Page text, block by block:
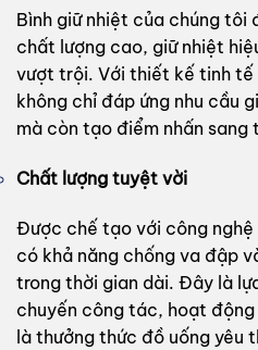
Bình giữ nhiệt của chúng tôi
chất lượng cao, giữ nhiệt
vượt trội. Với thiết kế tinh tế
không chỉ đáp ứng nhu cầu
mà còn tạo điểm nhấn sang
Chất lượng tuyệt vời
Được chế tạo với công
có khả năng chống va đập
trong thời gian dài. Đây là
chuyến công tác, hoạt
là thưởng thức đồ uống yêu